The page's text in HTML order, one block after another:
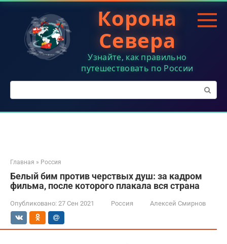
Перейти
контенту
Корона
Севера
Узнайте, как правильно
путешествовать по России
Поиск:
Главная » Россия
Белый бим против черствых душ: за кадром
фильма, после которого плакала вся страна
Опубликовано: 27 Сен 2021 Россия Алексей Смирнов